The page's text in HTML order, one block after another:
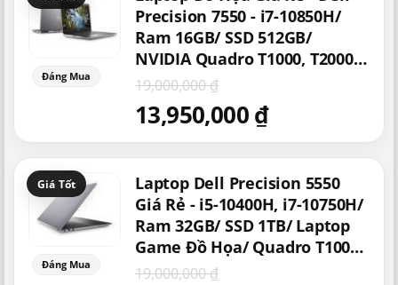
Precision 7550 - i7-10850H/
Ram 16GB/ SSD 512GB/
NVIDIA Quadro T1000, T2000,
RTX 3000, RTX 5000/ Máy Tính
Cũ/ Quadro T1000/
Workstation Máy Trạm/
Chuyên Gia Đồ Họa/ Thiết Kế
Phim Ảnh
19,000,000₫
19,000,000 ₫.
13,950,000₫
Laptop Dell Precision 5550
Giá Rẻ - i5-10400H, i7-10750H/
Ram 32GB/ SSD 1TB/ Laptop
Game Đồ Họa/ Quadro T1000/
T2000/ Mỏng Nhẹ/ Vỏ Nhôm
19,000,000₫
Giá
gốc
19,000,000 ₫.
Giá
hiện
13,900,000 ₫.